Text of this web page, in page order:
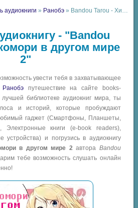
аудиокниги » Ранобэ » Bandou Tarou - Хикикомори в другом мире 2
- "Bandou
в другом мире
2"
увести тебя в захватывающее
Ранобэ путешествие на сайте books-
библиотеке аудиокниг мира, ты
и историй, которые пробуждают
гаджет (Смартфоны, Планшеты,
Электронные книги (e-book readers),
устройства) и погрузись в аудиокнигу
в другом мире 2автора Bandou
тебе возможность слушать онлайн